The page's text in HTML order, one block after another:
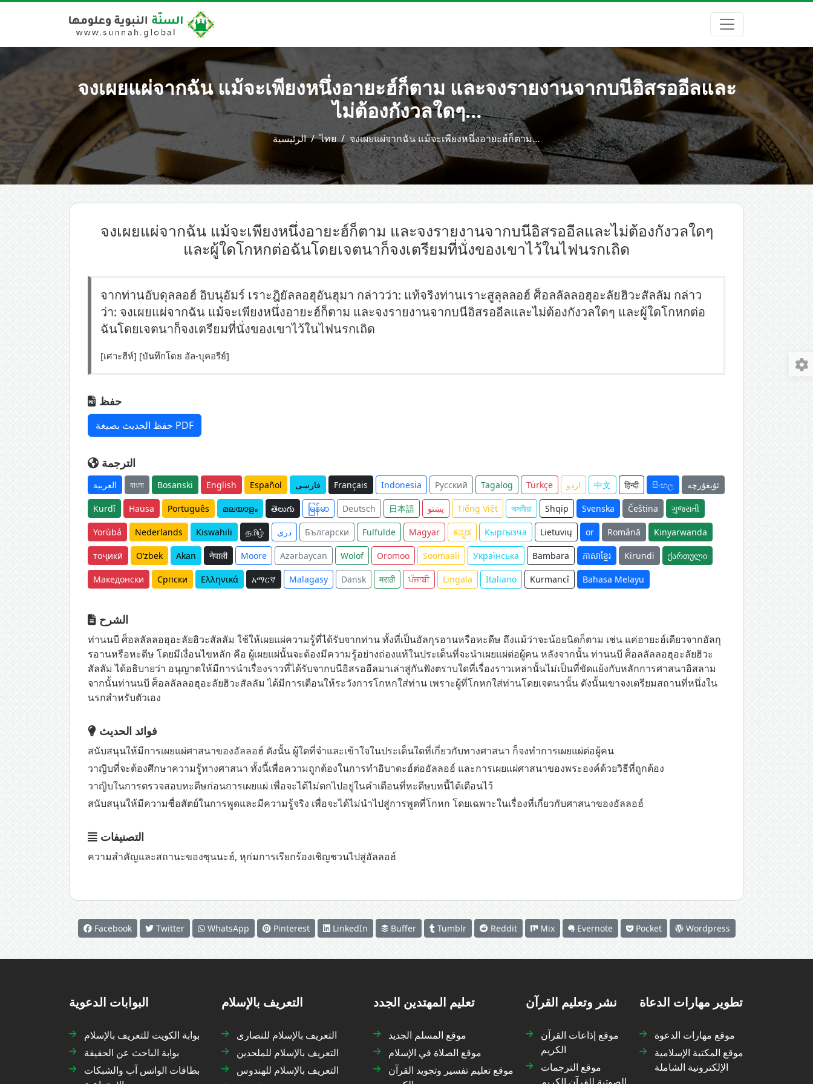
จงเผยแผ่จากฉัน แม้จะเพียงหนึ่งอายะฮ์ก็ตาม และจงรายงานจากบนีอิสรออีลและ
ไม่ต้องกังวลใดๆ…
الرئيسية ไทย จงเผยแผ่จากฉัน แม้จะเพียงหนึ่งอายะฮ์ก็ตาม…
จงเผยแผ่จากฉัน แม้จะเพียงหนึ่งอายะฮ์ก็ตาม และจงรายงานจากบนีอิสรออีลและไม่ต้องกังวลใดๆ
และผู้ใดโกหกต่อฉันโดยเจตนาก็จงเตรียมที่นั่งของเขาไว้ในไฟนรกเถิด
จากท่านอับดุลลอฮ์ อิบนุอัมร์ เราะฎิยัลลอฮุอันฮุมา กล่าวว่า: แท้จริงท่านเราะสูลุลลอฮ์ ศ็อลลัลลอฮุอะลัยฮิวะสัลลัม กล่าว
ว่า: จงเผยแผ่จากฉัน แม้จะเพียงหนึ่งอายะฮ์ก็ตาม และจงรายงานจากบนีอิสรออีลและไม่ต้องกังวลใดๆ และผู้ใดโกหกต่อ
ฉันโดยเจตนาก็จงเตรียมที่นั่งของเขาไว้ในไฟนรกเถิด
[เศาะฮีห์] [บันทึกโดย อัล-บุคอรีย์]
حفظ
حفظ الحديث بصيغة PDF
الترجمة
العربية বাংলা Bosanski English Español فارسی Français Indonesia Русский Tagalog Türkçe اردو 中文 हिन्दी සිංහල ئۇيغۇرچە
Kurdî Hausa Português മലയാളം తెలుగు မြန်မာ Deutsch 日本語 پښتو Tiếng Việt অসমীয়া Shqip Svenska Čeština ગુજરાતી
Yorùbá Nederlands Kiswahili தமிழ் دری Български Fulfulde Magyar ಕನ್ನಡ Кыргызча Lietuvių or Română Kinyarwanda
тоҷикӣ O‘zbek Akan नेपाली Moore Azərbaycan Wolof Oromoo Soomaali Українська Bambara ភាសាខ្មែរ Kirundi ქართული
Македонски Српски Ελληνικά አማርኛ Malagasy Dansk मराठी ਪੰਜਾਬੀ Lingala Italiano Kurmancî Bahasa Melayu
الشرح
ท่านนบี ศ็อลลัลลอฮุอะลัยฮิวะสัลลัม ใช้ให้เผยแผ่ความรู้ที่ได้รับจากท่าน ทั้งที่เป็นอัลกุรอานหรือหะดีษ ถึงแม้ว่าจะน้อยนิดก็ตาม เช่น แค่อายะฮ์เดียวจากอัลกุ
รอานหรือหะดีษ โดยมีเงื่อนไขหลัก คือ ผู้เผยแผ่นั้นจะต้องมีความรู้อย่างถ่องแท้ในประเด็นที่จะนำเผยแผ่ต่อผู้คน หลังจากนั้น ท่านนบี ศ็อลลัลลอฮุอะลัยฮิวะ
สัลลัม ได้อธิบายว่า อนุญาตให้มีการนำเรื่องราวที่ได้รับจากบนีอิสรออีลมาเล่าสู่กันฟังตราบใดที่เรื่องราวเหล่านั้นไม่เป็นที่ขัดแย้งกับหลักการศาสนาอิสลาม
จากนั้นท่านนบี ศ็อลลัลลอฮุอะลัยฮิวะสัลลัม ได้มีการเตือนให้ระวังการโกหกใส่ท่าน เพราะผู้ที่โกหกใส่ท่านโดยเจตนานั้น ดังนั้นเขาจงเตรียมสถานที่หนึ่งใน
นรกสำหรับตัวเอง
فوائد الحديث
สนับสนุนให้มีการเผยแผ่ศาสนาของอัลลอฮ์ ดังนั้น ผู้ใดที่จำและเข้าใจในประเด็นใดที่เกี่ยวกับทางศาสนา ก็จงทำการเผยแผ่ต่อผู้คน
วาญิบที่จะต้องศึกษาความรู้ทางศาสนา ทั้งนี้เพื่อความถูกต้องในการทำอิบาดะฮ์ต่ออัลลอฮ์ และการเผยแผ่ศาสนาของพระองค์ด้วยวิธีที่ถูกต้อง
วาญิบในการตรวจสอบหะดีษก่อนการเผยแผ่ เพื่อจะได้ไม่ตกไปอยู่ในคำเตือนที่หะดีษบทนี้ได้เตือนไว้
สนับสนุนให้มีความซื่อสัตย์ในการพูดและมีความรู้จริง เพื่อจะได้ไม่นำไปสู่การพูดที่โกหก โดยเฉพาะในเรื่องที่เกี่ยวกับศาสนาของอัลลอฮ์
التصنيفات
ความสำคัญและสถานะของซุนนะฮ์, หุก่มการเรียกร้องเชิญชวนไปสู่อัลลอฮ์
Facebook Twitter WhatsApp Pinterest LinkedIn Buffer Tumblr Reddit Mix Evernote Pocket Wordpress
البوابات الدعوية
بوابة الكويت للتعريف بالإسلام
بوابة الباحث عن الحقيقة
بطاقات الواتس آب والشبكات
التعريف بالإسلام
التعريف بالإسلام للنصارى
التعريف بالإسلام للملحدين
التعريف بالإسلام للهندوس
تعليم المهتدين الجدد
موقع المسلم الجديد
موقع الصلاة في الإسلام
موقع تعليم تفسير وتجويد القرآن
نشر وتعليم القرآن
موقع إذاعات القرآن
الكريم
موقع الترجمات
الصوتية للقرآن الكريم
تطوير مهارات الدعاة
موقع مهارات الدعوة
موقع المكتبة الإسلامية
الإلكترونية الشاملة